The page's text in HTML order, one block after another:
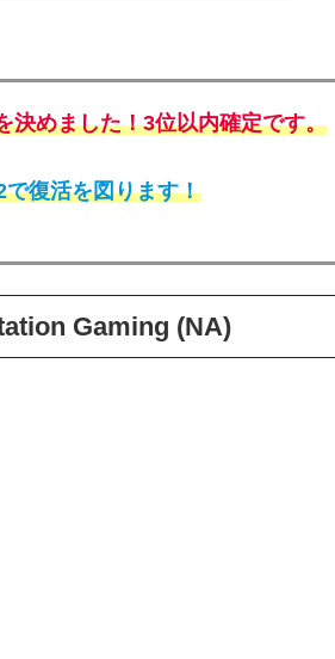
決めました！3位以内確定です。
復活を図ります！
Gaming (NA)